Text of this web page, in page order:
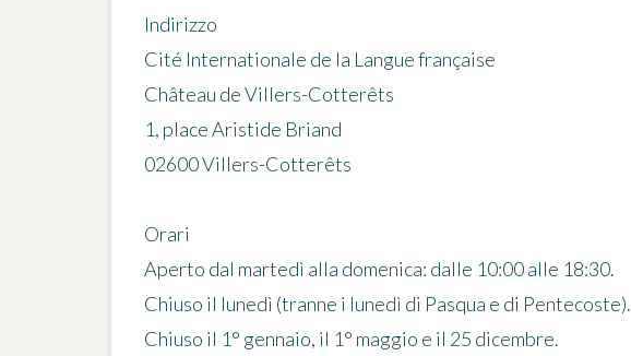
Indirizzo
Cité Internationale de la Langue française
Château de Villers-Cotterêts
1, place Aristide Briand
02600 Villers-Cotterêts
Orari
Aperto dal martedì alla domenica: dalle 10:00 alle 18:30.
Chiuso il lunedì (tranne i lunedì di Pasqua e di Pentecoste).
Chiuso il 1° gennaio, il 1° maggio e il 25 dicembre.